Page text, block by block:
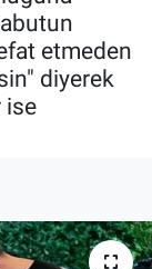
etmeden
diyerek
ise